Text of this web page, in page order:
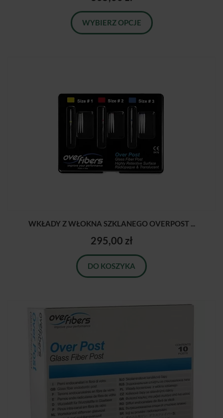
WYBIERZ OPCJE
WKŁADY Z WŁOKNA SZKLANEGO OVERPOST ...
295,00 zł
DO KOSZYKA